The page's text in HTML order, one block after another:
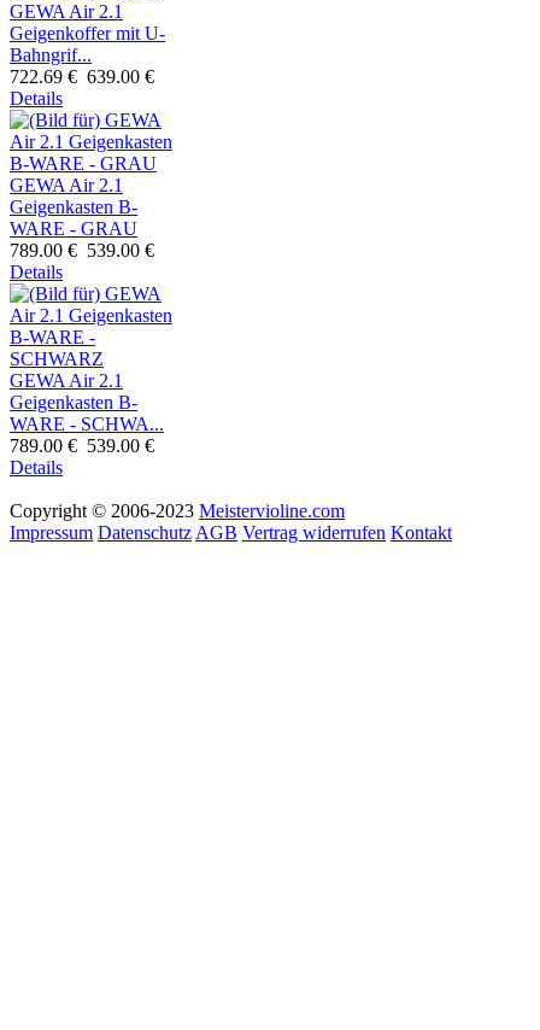
GEWA Air 2.1
Geigenkoffer mit U-
Bahngrif...
722.69 € 639.00 €
Details
GEWA Air 2.1
Geigenkasten B-
WARE - GRAU
789.00 € 539.00 €
Details
GEWA Air 2.1
Geigenkasten B-
WARE - SCHWA...
789.00 € 539.00 €
Details
Copyright © 2006-2023 Meistervioline.com
Impressum Datenschutz AGB Vertrag widerrufen Kontakt